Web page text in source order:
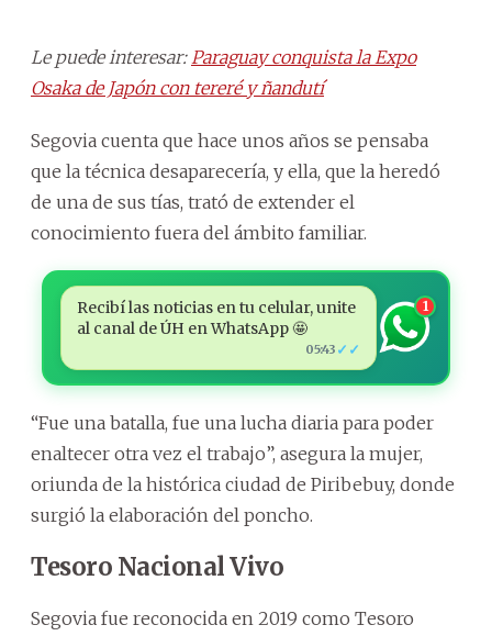
Le puede interesar: Paraguay conquista la Expo
Osaka de Japón con tereré y ñandutí
Segovia cuenta que hace unos años se pensaba
que la técnica desaparecería, y ella, que la heredó
de una de sus tías, trató de extender el
conocimiento fuera del ámbito familiar.
Recibí las noticias en tu celular, unite
al canal de ÚH en WhatsApp 🤩
05:43 ✓✓
1
“Fue una batalla, fue una lucha diaria para poder
enaltecer otra vez el trabajo”, asegura la mujer,
oriunda de la histórica ciudad de Piribebuy, donde
surgió la elaboración del poncho.
Tesoro Nacional Vivo
Segovia fue reconocida en 2019 como Tesoro